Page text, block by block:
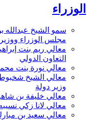
الوزراء
سمو الشيخ عبدالله
مجلس الوزراء ووزير
معالي ريم بنت
التعاون الدولي
معالي نورة بنت
معالي الشيخ شخبوط
وزير دولة
معالي خليفة بن
معالي لانا زكي
معالي سعيد بن